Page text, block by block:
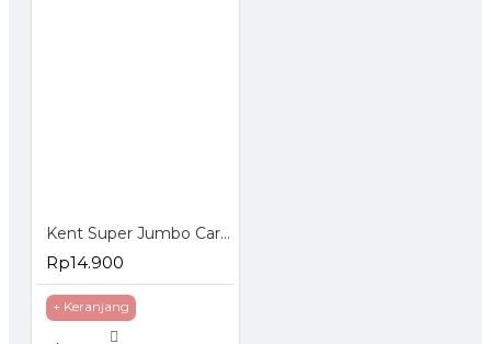
Kent Super Jumbo Car Sponge Busa Spon Spons Cuci Mobil Motor
Rp14.900
+ Keranjang